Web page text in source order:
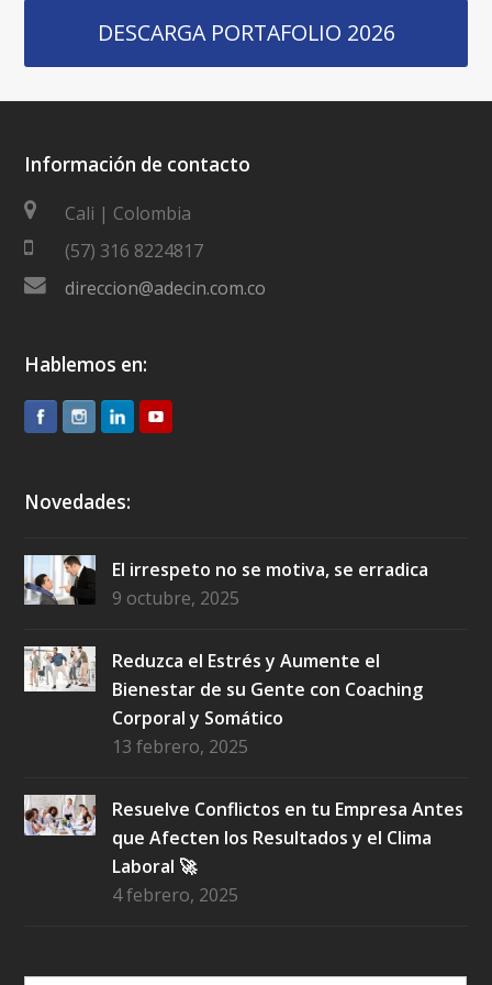
DESCARGA PORTAFOLIO 2026
Información de contacto
Cali | Colombia
(57) 316 8224817
direccion@adecin.com.co
Hablemos en:
Novedades:
El irrespeto no se motiva, se erradica
9 octubre, 2025
Reduzca el Estrés y Aumente el
Bienestar de su Gente con Coaching
Corporal y Somático
13 febrero, 2025
Resuelve Conflictos en tu Empresa Antes
que Afecten los Resultados y el Clima
Laboral 🚀
4 febrero, 2025